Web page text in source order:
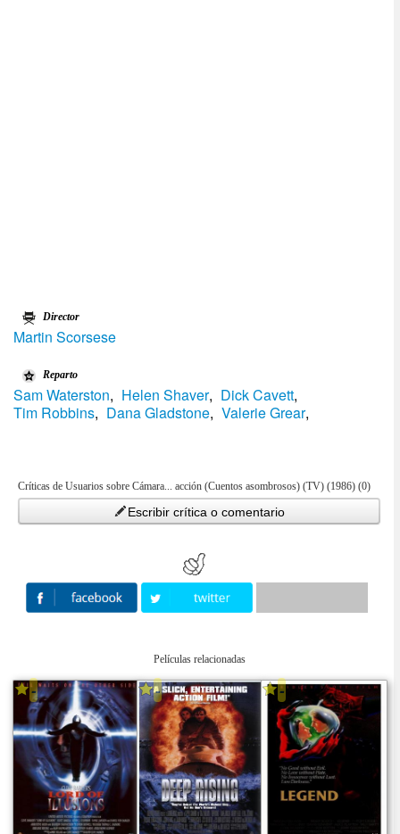
Director
Martin Scorsese
Reparto
Sam Waterston, Helen Shaver, Dick Cavett,
Tim Robbins, Dana Gladstone, Valerie Grear,
Críticas de Usuarios sobre Cámara... acción (Cuentos asombrosos) (TV) (1986) (0)
Escribir crítica o comentario
Películas relacionadas
- - -